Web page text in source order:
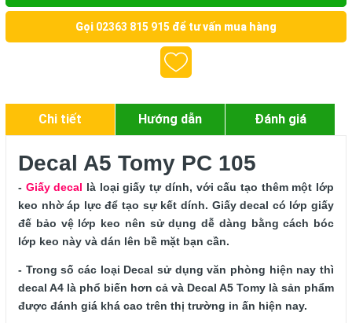
Gọi 02363 815 915 để tư vấn mua hàng
Chi tiết Hướng dẫn Đánh giá
Decal A5 Tomy PC 105
- Giấy decal là loại giấy tự dính, với cấu tạo thêm một lớp
keo nhờ áp lực để tạo sự kết dính. Giấy decal có lớp giấy
đế bảo vệ lớp keo nên sử dụng dễ dàng bằng cách bóc
lớp keo này và dán lên bề mặt bạn cần.
- Trong số các loại Decal sử dụng văn phòng hiện nay thì
decal A4 là phổ biến hơn cả và Decal A5 Tomy là sản phẩm
được đánh giá khá cao trên thị trường in ấn hiện nay.